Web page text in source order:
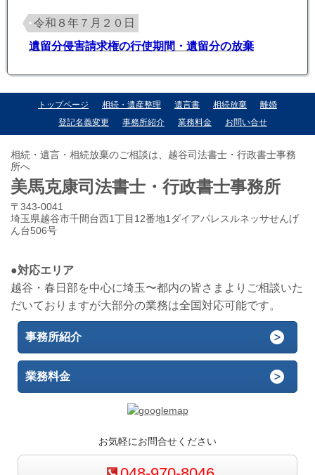
令和８年７月２０日
遺留分侵害請求権の行使期間・遺留分の放棄
トップページ 相続・遺産整理 遺言書 相続放棄
離婚
登記名義変更
事務所紹介 業務料金 お問い合せ
相続・遺言・相続放棄のご相談は、越谷司法書士・行政書士事務
所へ
美馬克康司法書士・行政書士事務所
〒343-0041
埼玉県越谷市千間台西1丁目12番地1ダイアパレスルネッサせんげ
ん台506号
●対応エリア
越谷・春日部を中心に埼玉〜都内の皆さまよりご相談いた
だいておりますが大部分の業務は全国対応可能です。
事務所紹介
業務料金
お気軽にお問合せください